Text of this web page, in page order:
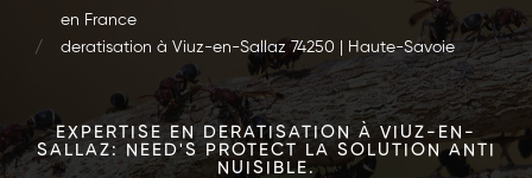
en France
deratisation à Viuz-en-Sallaz 74250 | Haute-Savoie
EXPERTISE EN DERATISATION À VIUZ-EN-
SALLAZ: NEED'S PROTECT LA SOLUTION ANTI
NUISIBLE.